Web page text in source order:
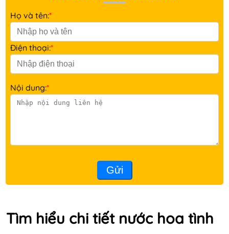
Họ và tên:*
Điện thoại:*
Nội dung:*
Gửi
Tìm hiểu chi tiết nước hoa tình